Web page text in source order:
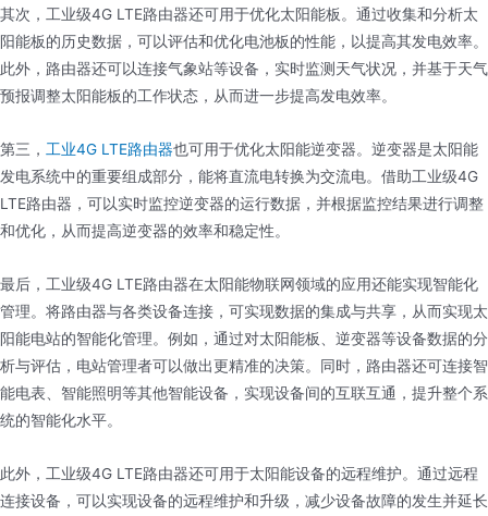
其次，工业级4G LTE路由器还可用于优化太阳能板。通过收集和分析太
阳能板的历史数据，可以评估和优化电池板的性能，以提高其发电效率。
此外，路由器还可以连接气象站等设备，实时监测天气状况，并基于天气
预报调整太阳能板的工作状态，从而进一步提高发电效率。
第三， 工业4G LTE路由器也可用于优化太阳能逆变器。逆变器是太阳能
发电系统中的重要组成部分，能将直流电转换为交流电。借助工业级4G
LTE路由器，可以实时监控逆变器的运行数据，并根据监控结果进行调整
和优化，从而提高逆变器的效率和稳定性。
最后，工业级4G LTE路由器在太阳能物联网领域的应用还能实现智能化
管理。将路由器与各类设备连接，可实现数据的集成与共享，从而实现太
阳能电站的智能化管理。例如，通过对太阳能板、逆变器等设备数据的分
析与评估，电站管理者可以做出更精准的决策。同时，路由器还可连接智
能电表、智能照明等其他智能设备，实现设备间的互联互通，提升整个系
统的智能化水平。
此外，工业级4G LTE路由器还可用于太阳能设备的远程维护。通过远程
连接设备，可以实现设备的远程维护和升级，减少设备故障的发生并延长